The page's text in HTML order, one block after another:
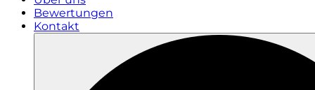
Bewertungen
Kontakt